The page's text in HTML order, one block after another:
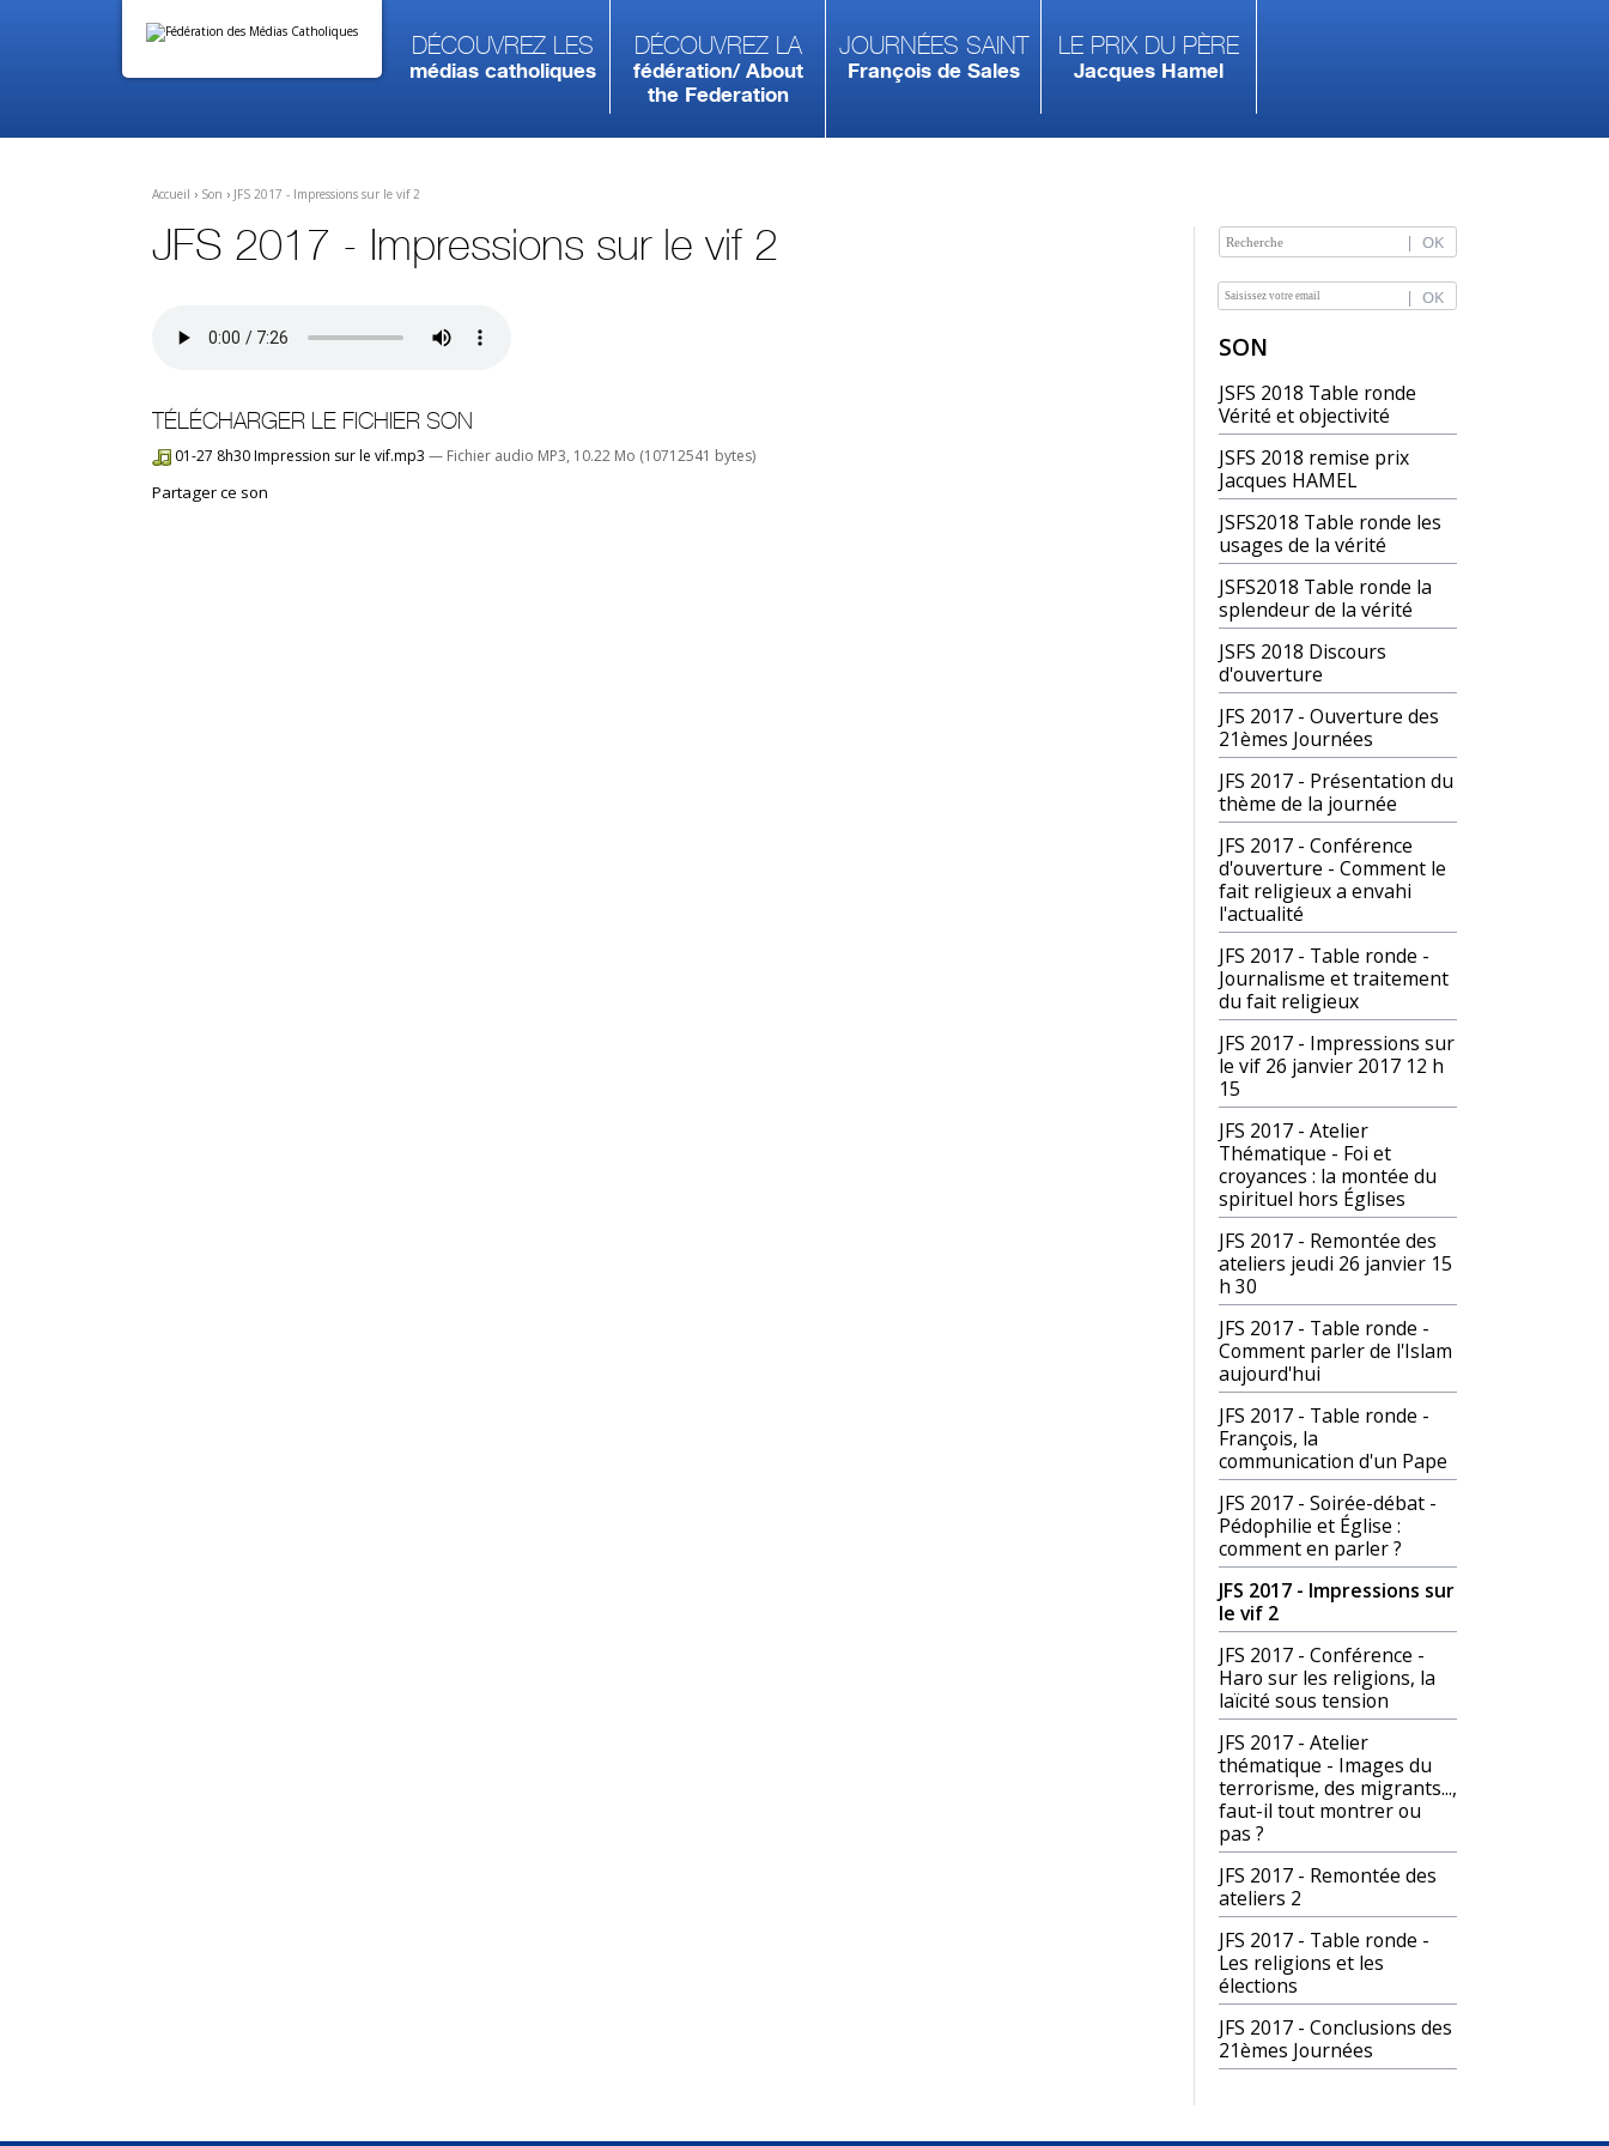
contenu.
Aller
personnels
Découvrez les
médias catholiques
Découvrez la
fédération/ About
the Federation
Journées Saint
François de Sales
Le prix du Père
Jacques Hamel
Accueil › Son › JFS 2017 - Impressions sur le vif 2
NAVIGATION
SON
JSFS 2018 Table ronde
Vérité et objectivité
JSFS 2018 remise prix
Jacques HAMEL
JSFS2018 Table ronde les
usages de la vérité
JSFS2018 Table ronde la
splendeur de la vérité
JSFS 2018 Discours
d'ouverture
JFS 2017 - Ouverture des
21èmes Journées
JFS 2017 - Présentation du
thème de la journée
JFS 2017 - Conférence
d'ouverture - Comment le
fait religieux a envahi
l'actualité
JFS 2017 - Table ronde -
Journalisme et traitement
du fait religieux
JFS 2017 - Impressions sur
le vif 26 janvier 2017 12 h
15
JFS 2017 - Atelier
Thématique - Foi et
croyances : la montée du
spirituel hors Églises
JFS 2017 - Remontée des
ateliers jeudi 26 janvier 15
h 30
JFS 2017 - Table ronde -
Comment parler de l'Islam
aujourd'hui
JFS 2017 - Table ronde -
François, la
communication d'un Pape
JFS 2017 - Soirée-débat -
Pédophilie et Église :
comment en parler ?
JFS 2017 - Impressions sur
le vif 2
JFS 2017 - Conférence -
Haro sur les religions, la
laïcité sous tension
JFS 2017 - Atelier
thématique - Images du
terrorisme, des migrants...,
faut-il tout montrer ou
pas ?
JFS 2017 - Remontée des
ateliers 2
JFS 2017 - Table ronde -
Les religions et les
élections
JFS 2017 - Conclusions des
21èmes Journées
JFS 2017 - Impressions sur le vif 2
TÉLÉCHARGER LE FICHIER SON
01-27 8h30 Impression sur le vif.mp3 — Fichier audio MP3, 10.22 Mo (10712541 bytes)
Partager ce son